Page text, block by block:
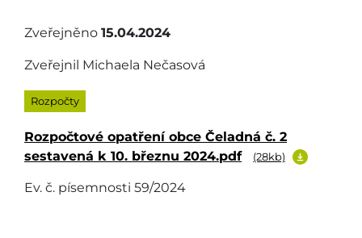
Zveřejněno 15.04.2024
Zveřejnil Michaela Nečasová
Rozpočty
Rozpočtové opatření obce Čeladná č. 2
sestavená k 10. březnu 2024.pdf
(28kb)
Ev. č. písemnosti 59/2024